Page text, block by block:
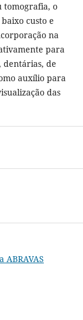
tomografia, o
custo e
na
para
dentárias, de
auxílio para
das
ABRAVAS